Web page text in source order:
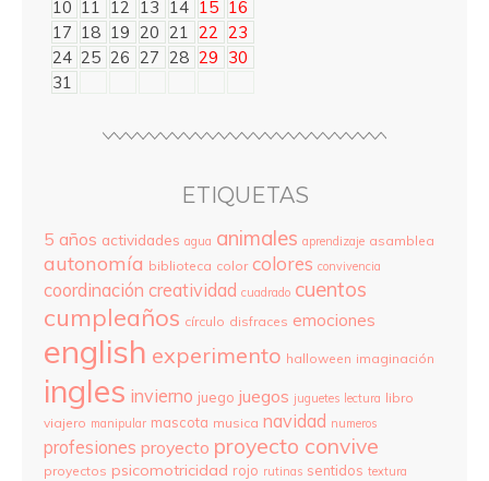
10 11 12 13 14 15 16
17 18 19 20 21 22 23
24 25 26 27 28 29 30
31
ETIQUETAS
5 años actividades agua animales aprendizaje asamblea
autonomía biblioteca color colores convivencia
coordinación creatividad cuadrado cuentos
cumpleaños círculo disfraces emociones
english experimento halloween imaginación
ingles invierno juego juegos juguetes lectura libro
viajero manipular mascota musica navidad numeros
profesiones proyecto proyecto convive
proyectos psicomotricidad rojo rutinas sentidos textura